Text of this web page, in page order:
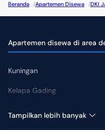
Beranda /Apartemen Disewa /DKI
Apartemen disewa di area
Kuningan
Kelapa Gading
Tampilkan lebih banyak